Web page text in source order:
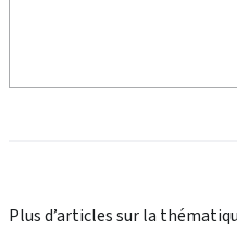
Plus d’articles sur la